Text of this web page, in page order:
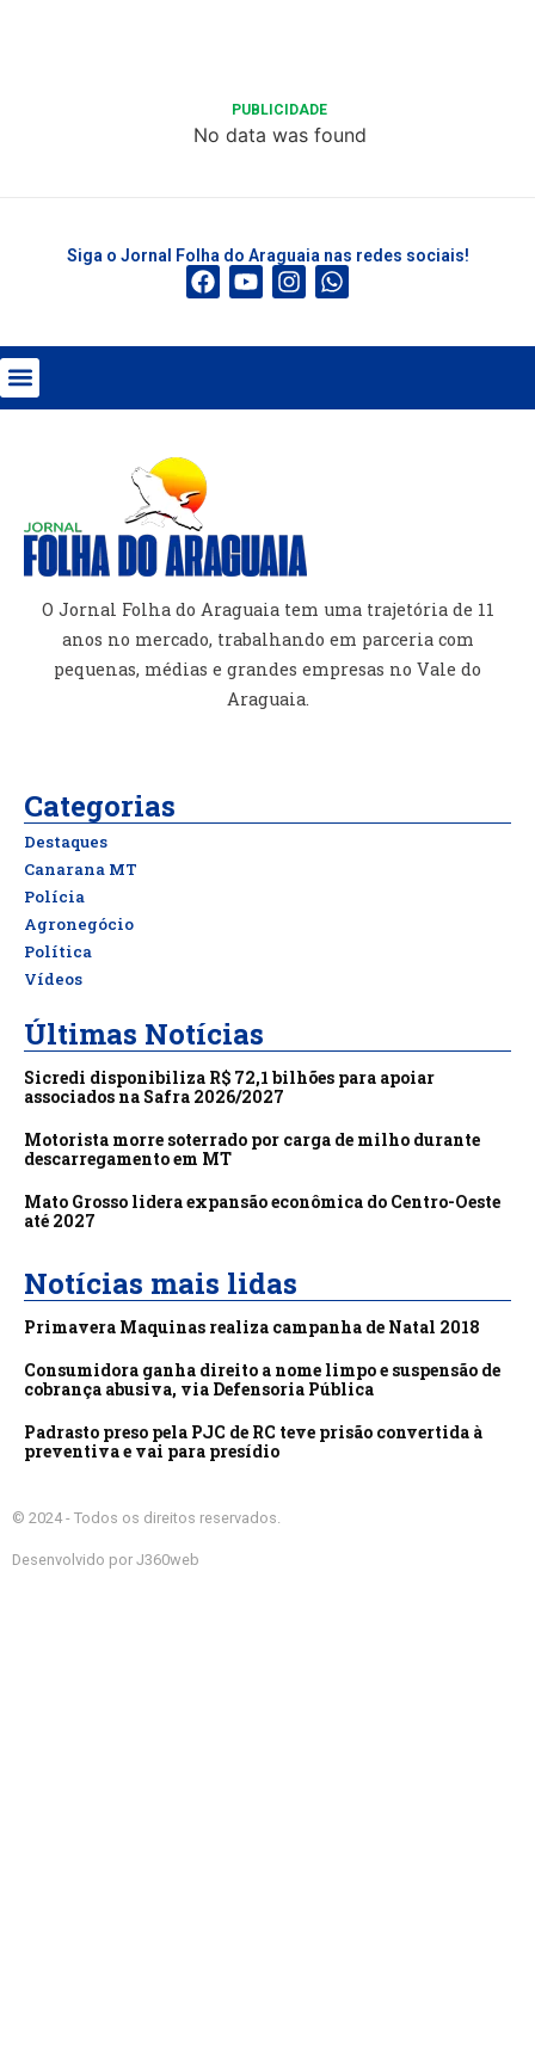
PUBLICIDADE
No data was found
Siga o Jornal Folha do Araguaia nas redes sociais!
O Jornal Folha do Araguaia tem uma trajetória de 11
anos no mercado, trabalhando em parceria com
pequenas, médias e grandes empresas no Vale do
Araguaia.
Categorias
Destaques
Canarana MT
Polícia
Agronegócio
Política
Vídeos
Últimas Notícias
Sicredi disponibiliza R$ 72,1 bilhões para apoiar
associados na Safra 2026/2027
Motorista morre soterrado por carga de milho durante
descarregamento em MT
Mato Grosso lidera expansão econômica do Centro-Oeste
até 2027
Notícias mais lidas
Primavera Maquinas realiza campanha de Natal 2018
Consumidora ganha direito a nome limpo e suspensão de
cobrança abusiva, via Defensoria Pública
Padrasto preso pela PJC de RC teve prisão convertida à
preventiva e vai para presídio
© 2024 - Todos os direitos reservados.
Desenvolvido por J360web